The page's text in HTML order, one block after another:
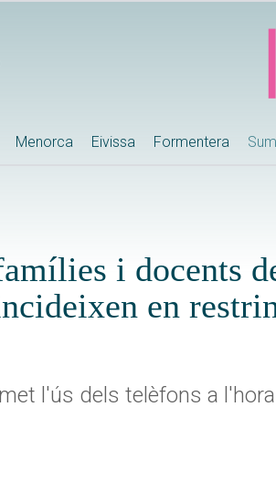
Menorca Eivissa Formentera
i docents
en
l'ús dels telèfons a